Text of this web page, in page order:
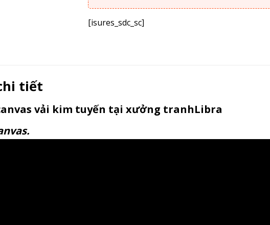
[isures_sdc_sc]
tiết
vải kim tuyến tại xưởng tranhLibra